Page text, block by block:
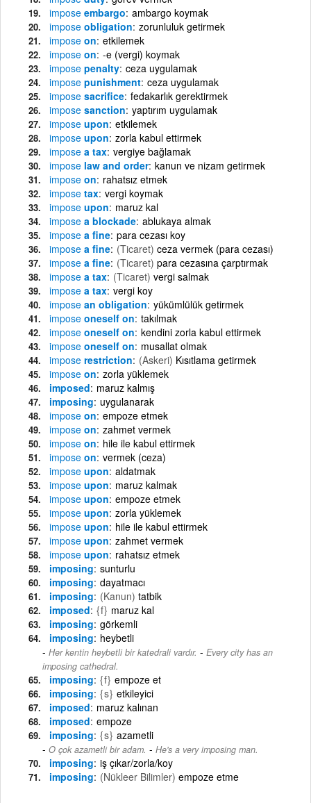
impose embargo ambargo koymak
impose obligation zorunluluk getirmek
impose on etkilemek
impose on -e (vergi) koymak
impose penalty ceza uygulamak
impose punishment ceza uygulamak
impose sacrifice fedakarlık gerektirmek
impose sanction yaptırım uygulamak
impose upon etkilemek
impose upon zorla kabul ettirmek
impose a tax vergiye bağlamak
impose law and order kanun ve nizam getirmek
impose on rahatsız etmek
impose tax vergi koymak
impose upon maruz kal
impose a blockade ablukaya almak
impose a fine para cezası koy
impose a fine (Ticaret) ceza vermek (para cezası)
impose a fine (Ticaret) para cezasına çarptırmak
impose a tax (Ticaret) vergi salmak
impose a tax vergi koy
impose an obligation yükümlülük getirmek
impose oneself on takılmak
impose oneself on kendini zorla kabul ettirmek
impose oneself on musallat olmak
impose restriction (Askeri) Kısıtlama getirmek
impose on zorla yüklemek
imposed maruz kalmış
imposing uygulanarak
impose on empoze etmek
impose on zahmet vermek
impose on hile ile kabul ettirmek
impose on vermek (ceza)
impose upon aldatmak
impose upon maruz kalmak
impose upon empoze etmek
impose upon zorla yüklemek
impose upon hile ile kabul ettirmek
impose upon zahmet vermek
impose upon rahatsız etmek
imposing sunturlu
imposing dayatmacı
imposing (Kanun) tatbik
imposed {f} maruz kal
imposing görkemli
imposing heybetli
Her kentin heybetli bir katedrali vardır. - Every city has an
imposing cathedral.
imposing {f} empoze et
imposing {s} etkileyici
imposed maruz kalınan
imposed empoze
imposing {s} azametli
O çok azametli bir adam. - He's a very imposing man.
imposing iş çıkar/zorla/koy
imposing (Nükleer Bilimler) empoze etme